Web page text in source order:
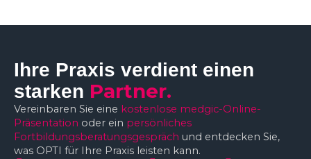
Ihre Praxis verdient einen
starken Partner.
Vereinbaren Sie eine kostenlose medgic-Online-
Präsentation oder ein persönliches
Fortbildungsberatungsgespräch und entdecken Sie,
was OPTI für Ihre Praxis leisten kann.